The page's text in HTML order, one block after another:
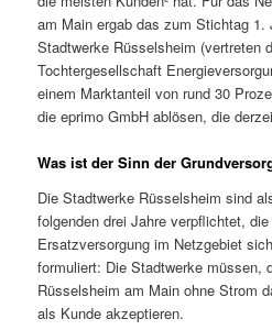
am Main ergab das zum Stichtag
Stadtwerke Rüsselsheim (vertreten
Tochtergesellschaft
einem Marktanteil von rund 30
die eprimo GmbH ablösen, die
Was ist der Sinn der
Die Stadtwerke Rüsselsheim sind
folgenden drei Jahre verpflichtet,
Ersatzversorgung im Netzgebiet
formuliert: Die Stadtwerke müssen,
Rüsselsheim am Main ohne Strom
als Kunde akzeptieren.